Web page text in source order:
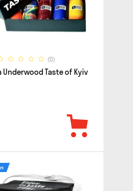
(0)
Underwood Taste of Kyiv